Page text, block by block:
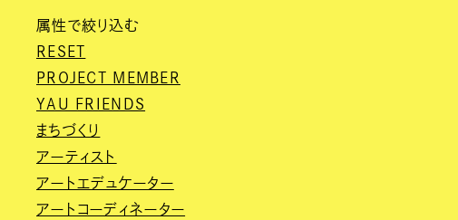
属性で絞り込む
RESET
PROJECT MEMBER
YAU FRIENDS
まちづくり
アーティスト
アートエデュケーター
アートコーディネーター